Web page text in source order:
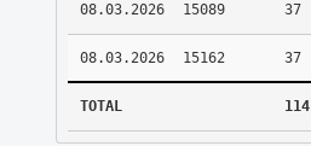
08.03.2026 15089 37
08.03.2026 15162 37
TOTAL 114